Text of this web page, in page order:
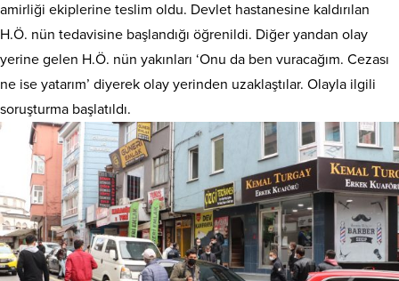
amirliği ekiplerine teslim oldu. Devlet hastanesine kaldırılan
H.Ö. nün tedavisine başlandığı öğrenildi. Diğer yandan olay
yerine gelen H.Ö. nün yakınları ‘Onu da ben vuracağım. Cezası
ne ise yatarım’ diyerek olay yerinden uzaklaştılar. Olayla ilgili
soruşturma başlatıldı.